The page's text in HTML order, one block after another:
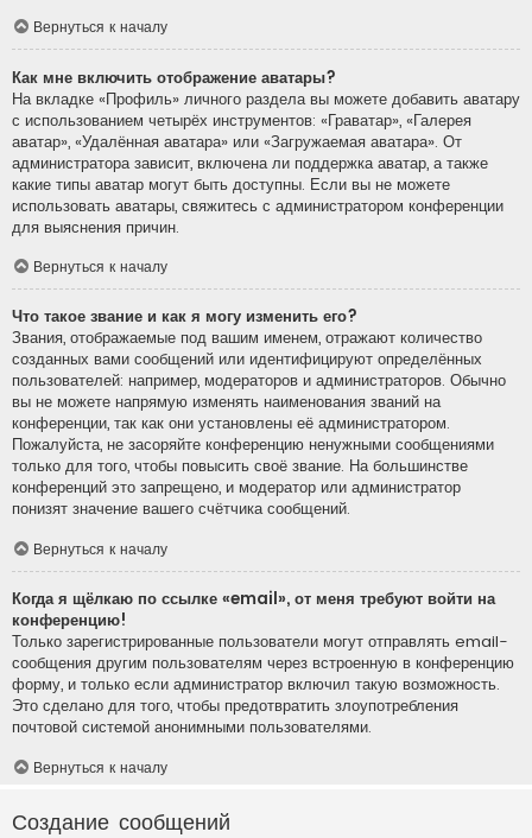
Вернуться к началу
Как мне включить отображение аватары?
На вкладке «Профиль» личного раздела вы можете добавить аватару
с использованием четырёх инструментов: «Граватар», «Галерея
аватар», «Удалённая аватара» или «Загружаемая аватара». От
администратора зависит, включена ли поддержка аватар, а также
какие типы аватар могут быть доступны. Если вы не можете
использовать аватары, свяжитесь с администратором конференции
для выяснения причин.
Вернуться к началу
Что такое звание и как я могу изменить его?
Звания, отображаемые под вашим именем, отражают количество
созданных вами сообщений или идентифицируют определённых
пользователей: например, модераторов и администраторов. Обычно
вы не можете напрямую изменять наименования званий на
конференции, так как они установлены её администратором.
Пожалуйста, не засоряйте конференцию ненужными сообщениями
только для того, чтобы повысить своё звание. На большинстве
конференций это запрещено, и модератор или администратор
понизят значение вашего счётчика сообщений.
Вернуться к началу
Когда я щёлкаю по ссылке «email», от меня требуют войти на
конференцию!
Только зарегистрированные пользователи могут отправлять email-
сообщения другим пользователям через встроенную в конференцию
форму, и только если администратор включил такую возможность.
Это сделано для того, чтобы предотвратить злоупотребления
почтовой системой анонимными пользователями.
Вернуться к началу
Создание сообщений